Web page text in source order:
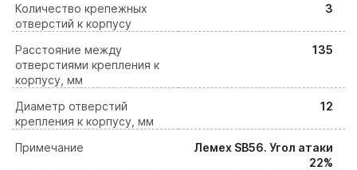
Количество крепежных
отверстий к корпусу
3
Расстояние между
отверстиями крепления к
корпусу, мм
135
Диаметр отверстий
крепления к корпусу, мм
12
Примечание
Лемех SB56. Угол атаки
22%